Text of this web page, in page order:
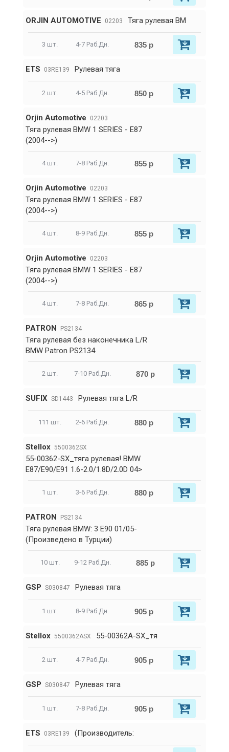
ORJIN AUTOMOTIVE 02203 Тяга рулевая BM
3 шт. 4-7 Раб.Дн. 835 р
ETS 03RE139 Рулевая тяга
2 шт. 4-5 Раб.Дн. 850 р
Orjin Automotive 02203
Тяга рулевая BMW 1 SERIES - E87
(2004-->)
4 шт. 7-8 Раб.Дн. 855 р
Orjin Automotive 02203
Тяга рулевая BMW 1 SERIES - E87
(2004-->)
4 шт. 8-9 Раб.Дн. 855 р
Orjin Automotive 02203
Тяга рулевая BMW 1 SERIES - E87
(2004-->)
4 шт. 7-8 Раб.Дн. 865 р
PATRON PS2134
Тяга рулевая без наконечника L/R
BMW Patron PS2134
2 шт. 7-10 Раб.Дн. 870 р
SUFIX SD1443 Рулевая тяга L/R
111 шт. 2-6 Раб.Дн. 880 р
Stellox 5500362SX
55-00362-SX_тяга рулевая! BMW
E87/E90/E91 1.6-2.0/1.8D/2.0D 04>
1 шт. 3-6 Раб.Дн. 880 р
PATRON PS2134
Тяга рулевая BMW: 3 E90 01/05-
(Произведено в Турции)
10 шт. 9-12 Раб.Дн. 885 р
GSP S030847 Рулевая тяга
1 шт. 8-9 Раб.Дн. 905 р
Stellox 5500362ASX 55-00362A-SX_тя
2 шт. 4-7 Раб.Дн. 905 р
GSP S030847 Рулевая тяга
1 шт. 7-8 Раб.Дн. 905 р
ETS 03RE139 (Производитель: